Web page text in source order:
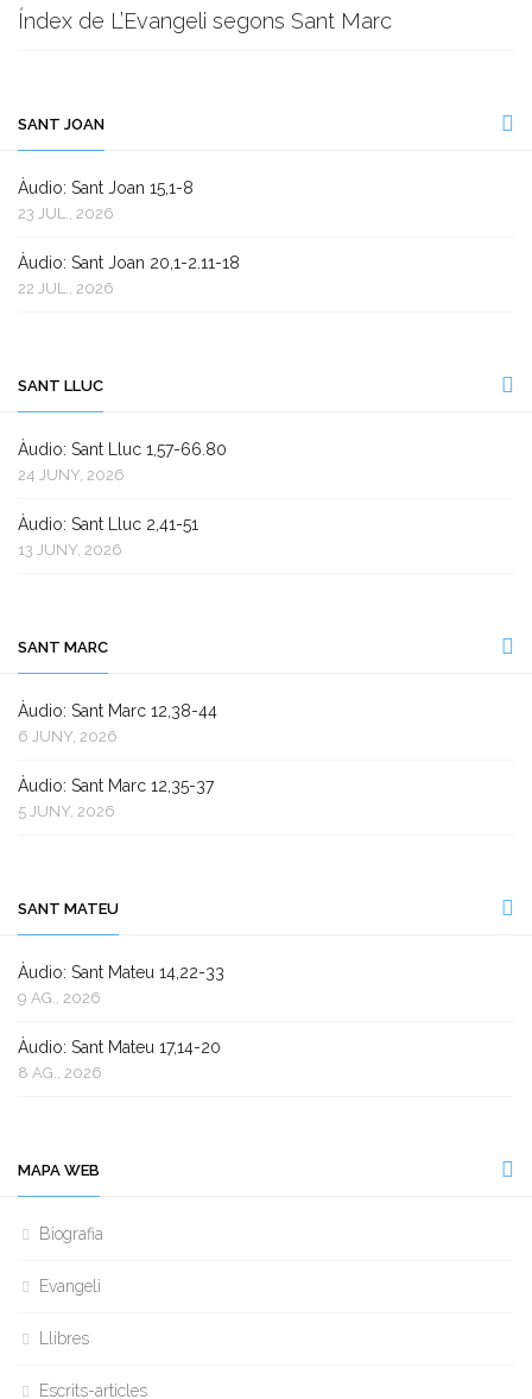
Índex de L’Evangeli segons Sant Marc
SANT JOAN
Àudio: Sant Joan 15,1-8
23 JUL., 2026
Àudio: Sant Joan 20,1-2.11-18
22 JUL., 2026
SANT LLUC
Àudio: Sant Lluc 1,57-66.80
24 JUNY, 2026
Àudio: Sant Lluc 2,41-51
13 JUNY, 2026
SANT MARC
Àudio: Sant Marc 12,38-44
6 JUNY, 2026
Àudio: Sant Marc 12,35-37
5 JUNY, 2026
SANT MATEU
Àudio: Sant Mateu 14,22-33
9 AG., 2026
Àudio: Sant Mateu 17,14-20
8 AG., 2026
MAPA WEB
Biografia
Evangeli
Llibres
Escrits-articles